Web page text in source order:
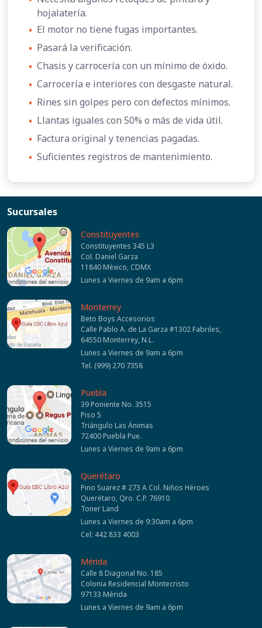
hojalatería.
• El motor no tiene fugas importantes.
• Pasará la verificación.
• Chasis y carrocería con un mínimo de óxido.
• Carrocería e interiores con desgaste natural.
• Rines sin golpes pero con defectos mínimos.
• Llantas iguales con 50% o más de vida útil.
• Factura original y tenencias pagadas.
• Suficientes registros de mantenimiento.
Sucursales
Constituyentes
Constituyentes 345 L3
Col. Daniel Garza
11840 México, CDMX
Lunes a Viernes de 9am a 6pm
Monterrey
Beto Boys Accesorios
Calle Pablo A. de La Garza #1302 Fabriles,
64550 Monterrey, N.L.
Lunes a Viernes de 9am a 6pm
Tel. (999) 270 7358
Puebla
39 Poniente No. 3515
Piso 5
Triángulo Las Ánimas
72400 Puebla Pue.
Lunes a Viernes de 9am a 6pm
Querétaro
Pino Suarez # 273 A Col. Niños Héroes
Querétaro, Qro. C.P. 76910
Toner Land
Lunes a Viernes de 9:30am a 6pm
Cel: 442 833 4003
Mérida
Calle 8 Diagonal No. 185
Colonia Residencial Montecristo
97133 Mérida
Lunes a Viernes de 9am a 6pm